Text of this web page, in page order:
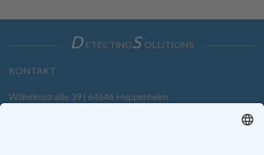
D ETECTINGS OLUTIONS
KONTAKT
Wilhelmstraße 39 | 64646 Heppenheim